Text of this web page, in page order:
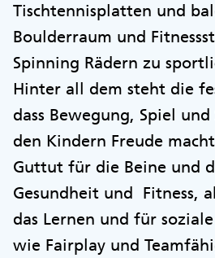
Tischtennisplatten und
Boulderraum und
Spinning Rädern zu
Hinter all dem steht die
dass Bewegung, Spiel
den Kindern Freude
Guttut für die Beine und
Gesundheit und Fitness,
das Lernen und für
wie Fairplay und